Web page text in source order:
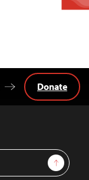
Sign Up
Donate